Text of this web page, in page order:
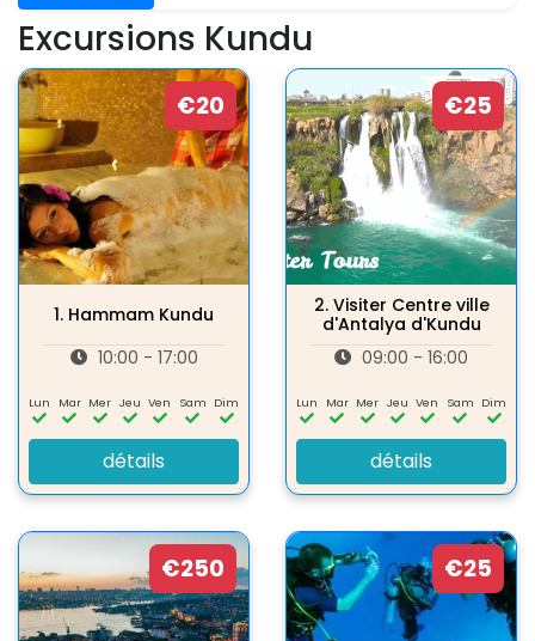
Excursions Kundu
€20
1. Hammam Kundu
10:00 - 17:00
Lun Mar Mer Jeu Ven Sam Dim
détails
€25
2. Visiter Centre ville
d'Antalya d'Kundu
09:00 - 16:00
Lun Mar Mer Jeu Ven Sam Dim
détails
€250 €25